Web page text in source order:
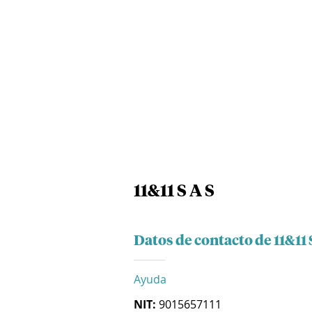
11&11 S A S
Datos de contacto de 11&11
Ayuda
NIT: 9015657111